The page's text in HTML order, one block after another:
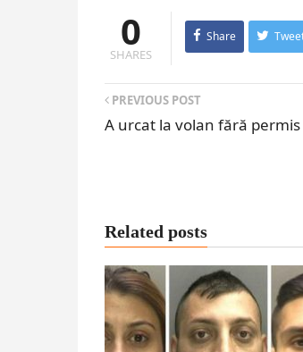
0
SHARES
Share
PREVIOUS POST
A urcat la volan fără
Related posts